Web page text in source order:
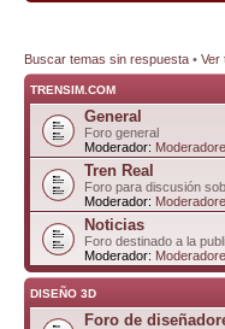
Buscar temas sin respuesta • Ver
TRENSIM.COM
General
Foro general
Moderador:
Tren Real
Foro para discusión
Moderador:
Noticias
Foro destinado a la
Moderador:
DISEÑO 3D
Foro de